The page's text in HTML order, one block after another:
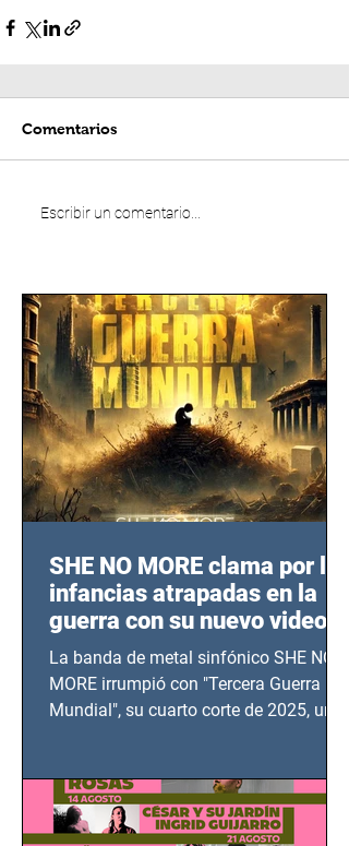
Comentarios
Escribir un comentario...
SHE NO MORE clama por las
infancias atrapadas en la
guerra con su nuevo video
TERCERA GUERRA
MUNDIAL
La banda de metal sinfónico SHE NO
MORE irrumpió con "Tercera Guerra
Mundial", su cuarto corte de 2025, un
bélicos.